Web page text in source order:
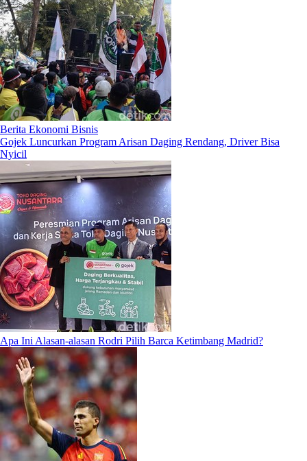
Berita Ekonomi Bisnis
Gojek Luncurkan Program Arisan Daging Rendang, Driver Bisa
Nyicil
Apa Ini Alasan-alasan Rodri Pilih Barca Ketimbang Madrid?